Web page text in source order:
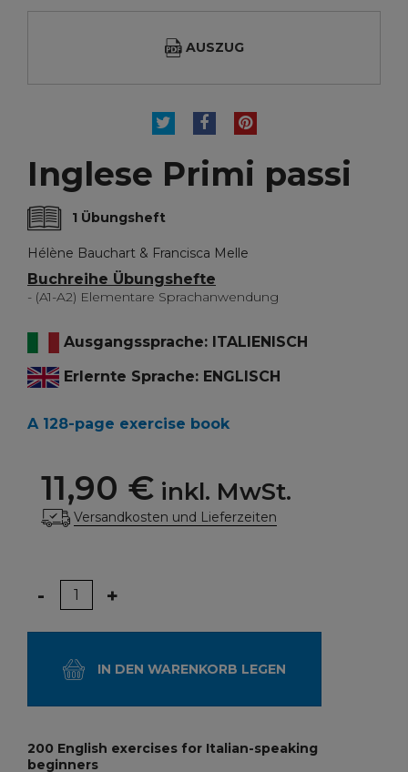
AUSZUG
TWEETTEILENPINTEREST
Inglese Primi passi
1 Übungsheft
Hélène Bauchart & Francisca Melle
Buchreihe Übungshefte
- (A1-A2) Elementare Sprachanwendung
Ausgangssprache: ITALIENISCH
Erlernte Sprache: ENGLISCH
A 128-page exercise book
11,90 € inkl. MwSt.
Versandkosten und Lieferzeiten
Menge
- +
IN DEN WARENKORB LEGEN
200 English exercises for Italian-speaking
beginners